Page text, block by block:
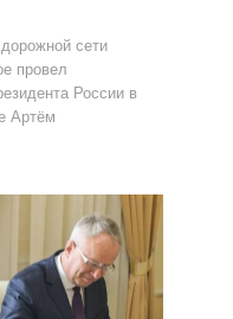
сети
провел
России в
Артём